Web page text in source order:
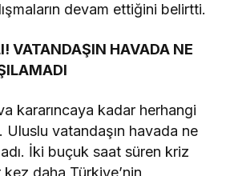
devam ettiğini belirtti.
VATANDAŞIN HAVADA NE
kararıncaya kadar herhangi
Uluslu vatandaşın havada ne
İki buçuk saat süren kriz